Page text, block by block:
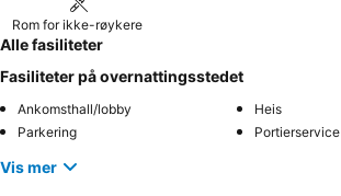
Rom for ikke-røykere
Alle fasiliteter
Fasiliteter på overnattingsstedet
Ankomsthall/lobby
Heis
Parkering
Portierservice
Vis mer